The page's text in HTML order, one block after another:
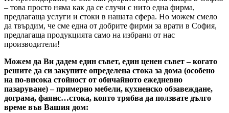
– това просто няма как да се случи с нито една фирма,
предлагаща услуги и стоки в нашата сфера. Но можем смело
да твърдим, че сме една от добрите фирми за врати в София,
предлагаща продукцията само на избрани от нас
производители!
Можем да Ви дадем един съвет, един ценен съвет – когато
решите да си закупите определена стока за дома (особено
на по-висока стойност от обичайното ежедневно
пазаруване) – примерно мебели, кухненско обзавеждане,
дограма, фаянс…стока, която трябва да ползвате дълго
време във Вашия дом: